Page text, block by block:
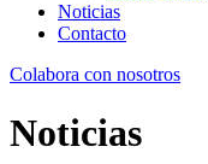
Noticias
Contacto
Colabora con nosotros
Noticias